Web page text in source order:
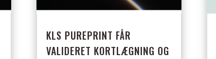
KLS PUREPRINT FÅR
VALIDERET KORTLÆGNING OG